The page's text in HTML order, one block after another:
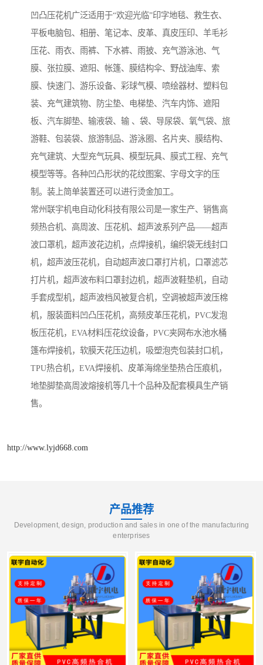
凹凸压花机广泛适用于“欢迎光临”印字地毯、救生衣、
平板电脑包、相册、笔记本、皮革、真皮压印、羊毛衫
压花、雨衣、雨裤、下水裤、雨披、充气游泳池、气
膜、张拉膜、遮阳、帐篷、膜结构伞、野战油库、索
膜、快速门、游乐设备、彩球气模、喷绘器材、塑料包
装、充气建筑物、防尘垫、电梯垫、汽车内饰、遮阳
板、汽车脚垫、输液袋、输 、袋、导尿袋、氧气袋、旅
游鞋、包装袋、旅游制品、游泳圈、名片夹、膜结构、
充气建筑、大型充气玩具、模型玩具、膜式工程、充气
模型等等。各种凹凸形状的花纹图案、字母文字的压
制。装上简单装置还可以进行烫金加工。
常州联宇机电自动化科技有限公司是一家生产、销售高
频热合机、高周波、压花机、超声波系列产品——超声
波口罩机，超声波花边机，点焊接机，编织袋无线封口
机，超声波压花机，自动超声波口罩打片机，口罩滤芯
打片机，超声波布料口罩封边机，超声波鞋垫机，自动
手套成型机，超声波档风被复合机，空调被超声波压棉
机，服装面料凹凸压花机，高频皮革压花机，PVC发泡
板压花机，EVA材料压花纹设备，PVC夹网布水池水桶
篷布焊接机，软膜天花压边机，吸塑泡壳包装封口机，
TPU热合机，EVA焊接机、皮革海绵坐垫热合压痕机，
地垫脚垫高周波熔接机等几十个品种及配套模具生产销
售。
http://www.lyjd668.com
产品推荐
Development, design, production and sales in one of the manufacturing
enterprises